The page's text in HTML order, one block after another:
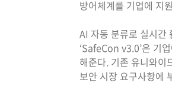
방어체계를 기업에 지
AI 자동 분류로 실시간
‘SafeCon v3.0’은 기
해준다. 기존 유니와이
보안 시장 요구사항에